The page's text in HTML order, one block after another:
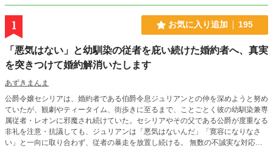
1 お気に入り追加 195
「悪気はない」と幼馴染の従者を庇い続けた婚約者へ、真実
を突きつけて婚約解消いたします
あずきまんま
公爵令嬢セシリアは、婚約者である伯爵令息ジュリアンとの仲を深めようと努め
ていたが、観劇やティータイム、街歩きに至るまで、ことごとく彼の幼馴染兼専
属従者・レオンに邪魔され続けていた。セシリアやその父である公爵が度重なる
非礼を注意・抗議しても、ジュリアンは「悪気はないんだ」「寛容になりなさ
い」と一向に取り合わず、従者の暴走を放置し続ける。 無数の不誠実な対応に